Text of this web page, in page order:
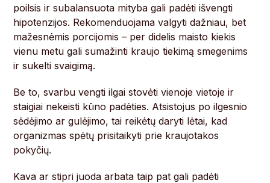
poilsis ir subalansuota mityba gali padėti išvengti
hipotenzijos. Rekomenduojama valgyti dažniau, bet
mažesnėmis porcijomis – per didelis maisto kiekis
vienu metu gali sumažinti kraujo tiekimą smegenims
ir sukelti svaigimą.
Be to, svarbu vengti ilgai stovėti vienoje vietoje ir
staigiai nekeisti kūno padėties. Atsistojus po ilgesnio
sėdėjimo ar gulėjimo, tai reikėtų daryti lėtai, kad
organizmas spėtų prisitaikyti prie kraujotakos
pokyčių.
Kava ar stipri juoda arbata taip pat gali padėti